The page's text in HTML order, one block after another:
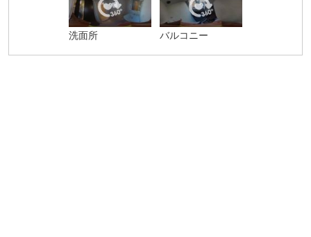
洗面所 バルコニー